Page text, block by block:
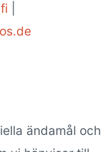
ändamål och